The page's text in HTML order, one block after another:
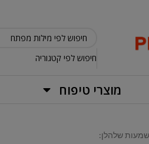
חיפוש לפי קטגוריה
מוצרי טיפוח
שלהלן: